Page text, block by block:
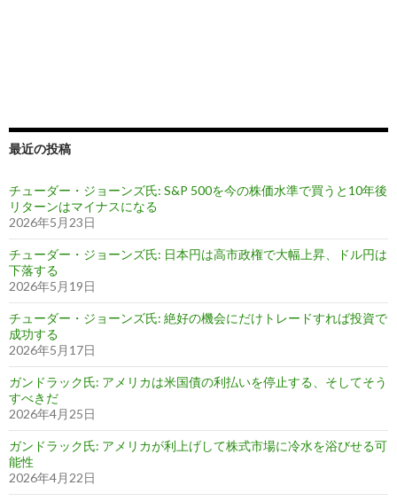
最近の投稿
チューダー・ジョーンズ氏: S&P 500を今の株価水準で買うと10年後
リターンはマイナスになる
2026年5月23日
チューダー・ジョーンズ氏: 日本円は高市政権で大幅上昇、ドル円は
下落する
2026年5月19日
チューダー・ジョーンズ氏: 絶好の機会にだけトレードすれば投資で
成功する
2026年5月17日
ガンドラック氏: アメリカは米国債の利払いを停止する、そしてそう
すべきだ
2026年4月25日
ガンドラック氏: アメリカが利上げして株式市場に冷水を浴びせる可
能性
2026年4月22日